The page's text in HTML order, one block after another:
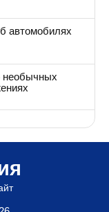
автомобилях
необычных